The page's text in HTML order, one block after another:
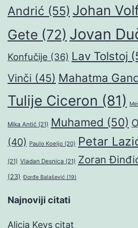
Andrić (55) Johan
Gete (72) Jovan
Konfučije (36) Lav Tolstoj
Vinči (45) Mahatma
Tulije Ciceron (81)
Mika Antić (21) Muhamed (50)
(40) Paulo Koeljo (20) Petar
(21) Vladan Desnica (21) Zoran
(23) Đorđe Balašević (19)
Najnoviji citati
Alicia Keys citat